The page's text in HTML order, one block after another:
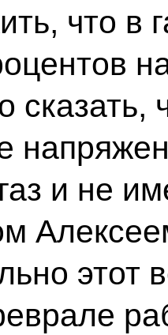
что в
сказать,
и не
этот